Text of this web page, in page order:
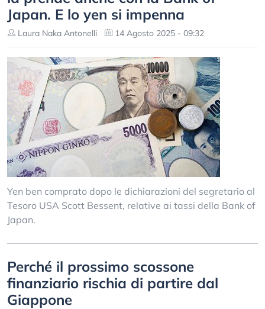
Japan. E lo yen si impenna
Laura Naka Antonelli 14 Agosto 2025 - 09:32
Yen ben comprato dopo le dichiarazioni del segretario al
Tesoro USA Scott Bessent, relative ai tassi della Bank of
Japan.
Perché il prossimo scossone
finanziario rischia di partire dal
Giappone